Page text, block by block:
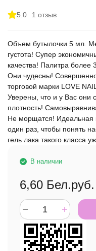
5.0 1 отзыв
Объем бутылочки 5 мл.
густота! Супер
качества! Палитра более
Они чудесны!
торговой марки LOVE
Уверены, что и у Вас они
плотность!
Не морщатся! Идеальная
один раз, чтобы понять
гель лака такого класса
В наличии
6,60 Бел.руб.